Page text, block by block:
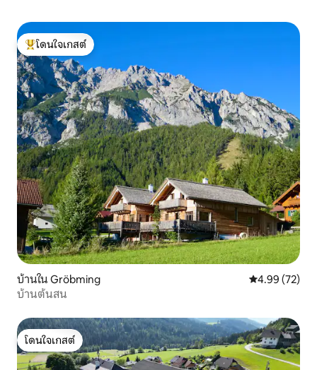
โดนใจเกสต์ที่สุด
โดนใจเกสต์
บ้านใน Gröbming คะแนนเฉลี่ย
4.99 (72)
บ้านต้นสน
โดนใจเกสต์
โดนใจเกสต์